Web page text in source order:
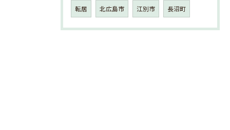
転居 北広島市 江別市 長沼町